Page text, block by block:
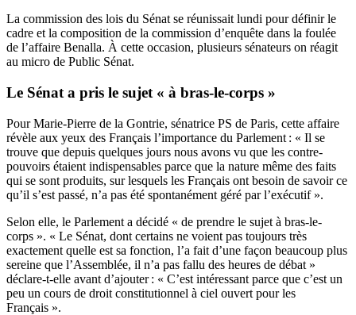
La commission des lois du Sénat se réunissait lundi pour définir le
cadre et la composition de la commission d’enquête dans la foulée
de l’affaire Benalla. À cette occasion, plusieurs sénateurs on réagit
au micro de Public Sénat.
Le Sénat a pris le sujet « à bras-le-corps »
Pour Marie-Pierre de la Gontrie, sénatrice PS de Paris, cette affaire
révèle aux yeux des Français l’importance du Parlement : « Il se
trouve que depuis quelques jours nous avons vu que les contre-
pouvoirs étaient indispensables parce que la nature même des faits
qui se sont produits, sur lesquels les Français ont besoin de savoir ce
qu’il s’est passé, n’a pas été spontanément géré par l’exécutif ».
Selon elle, le Parlement a décidé « de prendre le sujet à bras-le-
corps ». « Le Sénat, dont certains ne voient pas toujours très
exactement quelle est sa fonction, l’a fait d’une façon beaucoup plus
sereine que l’Assemblée, il n’a pas fallu des heures de débat »
déclare-t-elle avant d’ajouter : « C’est intéressant parce que c’est un
peu un cours de droit constitutionnel à ciel ouvert pour les
Français ».